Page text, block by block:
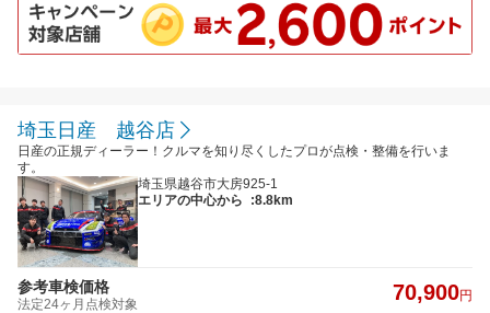
埼玉日産 越谷店
日産の正規ディーラー！クルマを知り尽くしたプロが点検・整備を行いま
す。
埼玉県越谷市大房925-1
エリアの中心から
:8.8km
参考車検価格
法定24ヶ月点検対象 70,900円